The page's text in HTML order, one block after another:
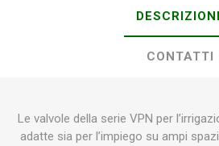
CONTATTI
Le valvole della serie VPN per
adatte sia per l’impiego su ampi